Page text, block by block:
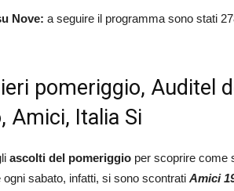
Nove: a seguire il programma sono stati
pomeriggio, Auditel
Amici, Italia Si
ascolti del pomeriggio per scoprire come
sabato, infatti, si sono scontrati Amici